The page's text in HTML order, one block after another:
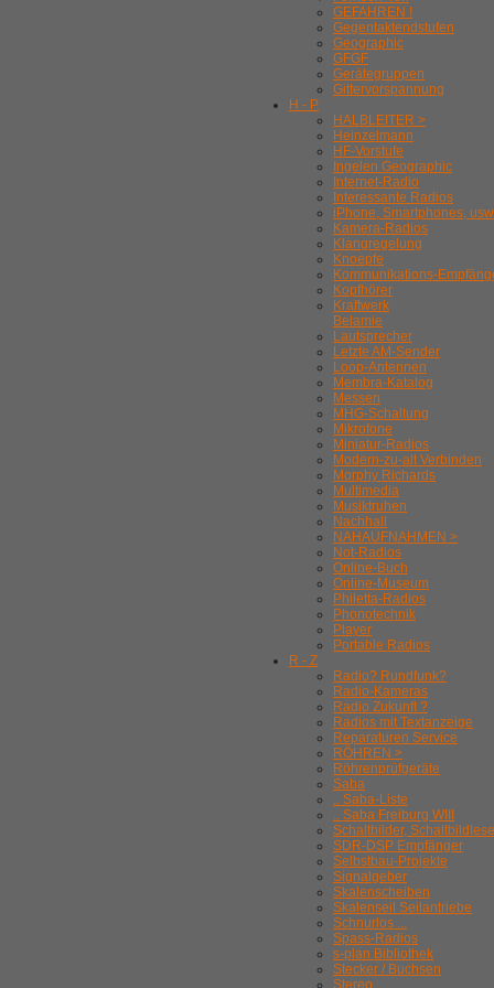
GEFAHREN !
Gegentaktendstufen
Geographic
GFGF
Gerätegruppen
Gittervorspannung
H - P
HALBLEITER >
Heinzelmann
HF-Vorstufe
Ingelen Geographic
Internet-Radio
Interessante Radios
iPhone, Smartphones,
Kamera-Radios
Klangregelung
Knoepfe
Kommunikations-
Kopfhörer
Kraftwerk
Belamie
Lautsprecher
Letzte AM-Sender
Loop-Antennen
Membra-Katalog
Messen
MHG-Schaltung
Mikrofone
Miniatur-Radios
Modern-zu-alt Verbinden
Morphy Richards
Multimedia
Musiktruhen
Nachhall
NAHAUFNAHMEN >
Not-Radios
Online-Buch
Online-Museum
Philetta-Radios
Phonotechnik
Player
Portable Radios
R - Z
Radio? Rundfunk?
Radio-Kameras
Radio Zukunft ?
Radios mit Textanzeige
Reparaturen Service
RÖHREN >
Röhrenprüfgeräte
Saba
.. Saba-Liste
.. Saba Freiburg WIII
Schaltbilder,
SDR-DSP Empfänger
Selbstbau-Projekte
Signalgeber
Skalenscheiben
Skalenseil Seilantriebe
Schnurlos ...
Spass-Radios
s-plan Bibliothek
Stecker / Buchsen
Stereo